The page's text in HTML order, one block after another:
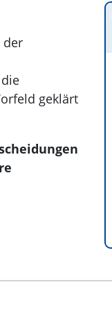
der
geklärt